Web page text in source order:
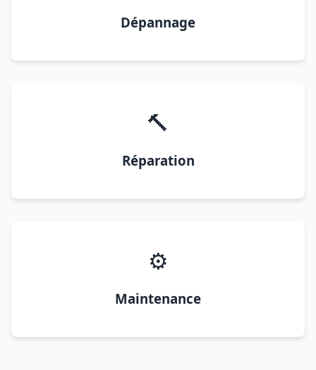
Dépannage
🔨
Réparation
⚙️
Maintenance